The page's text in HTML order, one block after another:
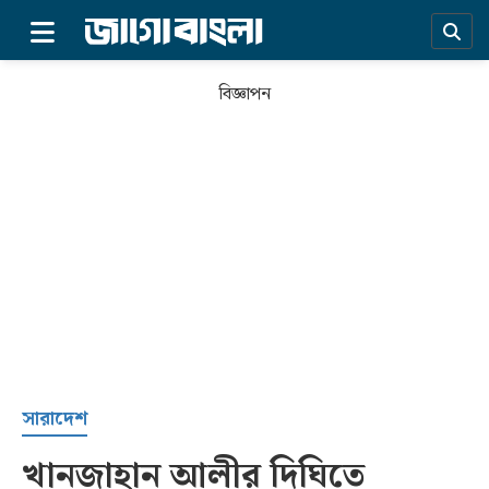
সর্বশেষ
বিজ্ঞাপন
সারাদেশ
খানজাহান আলীর দিঘিতে